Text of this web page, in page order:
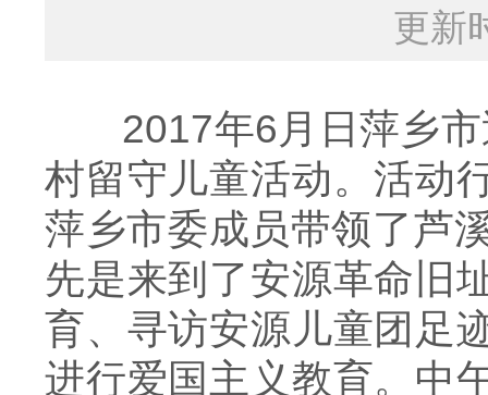
更新
2017年6月日萍乡市
村留守儿童活动。活动
萍乡市委成员带领了芦
先是来到了安源革命旧
育、寻访安源儿童团足
进行爱国主义教育。中